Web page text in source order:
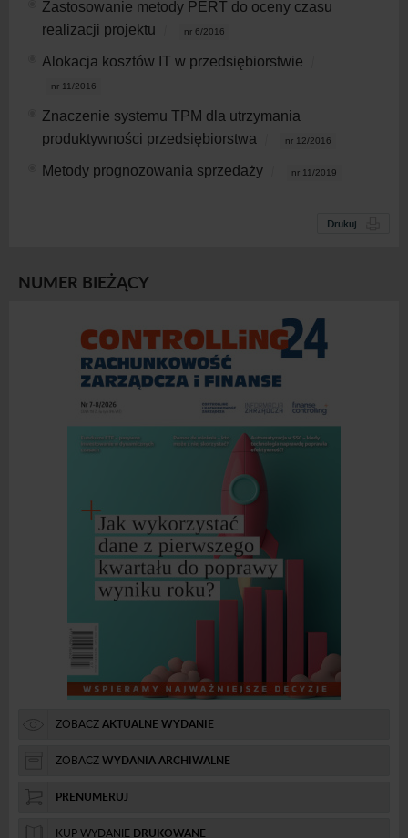
Zastosowanie metody PERT do oceny czasu
realizacji projektu
nr 6/2016
Alokacja kosztów IT w przedsiębiorstwie
nr 11/2016
Znaczenie systemu TPM dla utrzymania
produktywności przedsiębiorstwa
nr 12/2016
Metody prognozowania sprzedaży nr 11/2019
Drukuj
NUMER BIEŻĄCY
ZOBACZAKTUALNE WYDANIE
ZOBACZWYDANIA ARCHIWALNE
PRENUMERUJ
KUP WYDANIE DRUKOWANE